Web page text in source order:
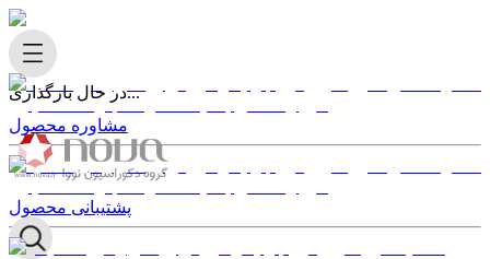
در حال بارگذاری...
مشاوره محصول
پشتیبانی محصول